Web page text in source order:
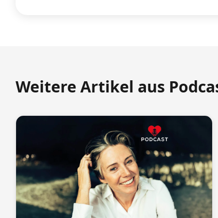
Weitere Artikel aus